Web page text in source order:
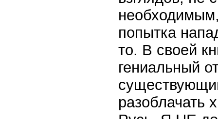
попытка
то. В своей
гениальный
разоблачать